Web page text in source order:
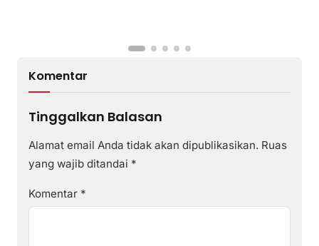
Komentar
Tinggalkan Balasan
Alamat email Anda tidak akan dipublikasikan. Ruas
yang wajib ditandai *
Komentar *